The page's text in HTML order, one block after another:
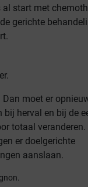
start met
gerichte
moet er
herval en bij de
totaal veranderen.
er doelgerichte
aanslaan.